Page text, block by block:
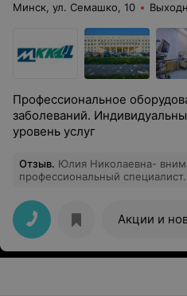
Минск, ул. Семашко, 10
Профессиональное
заболеваний.
уровень услуг
Отзыв. Юлия Николаевна-
профессиональный
вопросы. Первичной
Буду и дальше наблюдаться у
Акции и